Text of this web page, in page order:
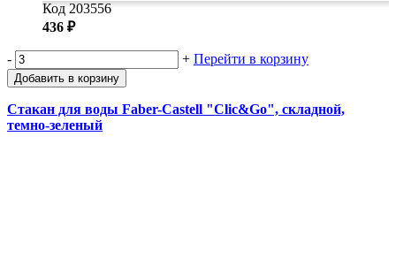
Код 203556
436 ₽
- + Перейти в корзину
Добавить в корзину
Стакан для воды Faber-Castell "Clic&Go", складной,
темно-зеленый